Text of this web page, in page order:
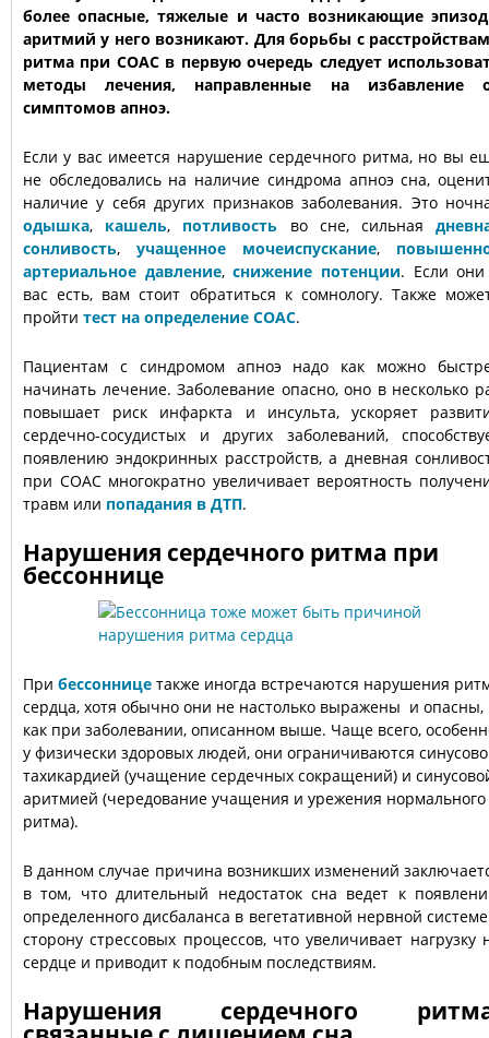
более опасные, тяжелые и часто возникающие
аритмий у него возникают. Для борьбы с
ритма при СОАС в первую очередь следует
методы лечения, направленные на избавление
симптомов апноэ.
Если у вас имеется нарушение сердечного ритма, но вы
не обследовались на наличие синдрома апноэ сна,
наличие у себя других признаков заболевания. Это
одышка, кашель, потливость во сне, сильная
сонливость, учащенное мочеиспускание,
артериальное давление,снижение потенции. Если
вас есть, вам стоит обратиться к сомнологу. Также
пройти тест на определение СОАС.
Пациентам с синдромом апноэ надо как можно
начинать лечение. Заболевание опасно, оно в несколько
повышает риск инфаркта и инсульта, ускоряет
сердечно-сосудистых и других заболеваний,
появлению эндокринных расстройств, а дневная
при СОАС многократно увеличивает вероятность
травм или попадания в ДТП.
Нарушения сердечного ритма при
бессоннице
При бессоннице также иногда встречаются нарушения
сердца, хотя обычно они не настолько выражены и опасны,
как при заболевании, описанном выше. Чаще всего,
у физически здоровых людей, они ограничиваются
тахикардией (учащение сердечных сокращений) и
аритмией (чередование учащения и урежения нормального
ритма).
В данном случае причина возникших изменений
в том, что длительный недостаток сна ведет к
определенного дисбаланса в вегетативной нервной
сторону стрессовых процессов, что увеличивает нагрузку
сердце и приводит к подобным последствиям.
Нарушения сердечного